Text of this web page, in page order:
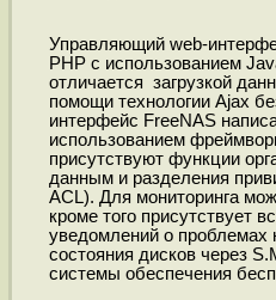
Управляющий web-
PHP с использованием
отличается загрузкой
помощи технологии Ajax
интерфейс FreeNAS
использованием
присутствуют функции
данным и разделения
ACL). Для мониторинга
кроме того присутствует
уведомлений о проблемах
состояния дисков через
системы обеспечения